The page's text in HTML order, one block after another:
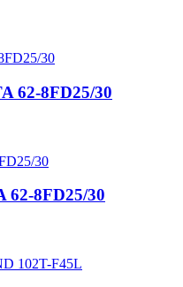
62-8FD25/30
62-8FD25/30